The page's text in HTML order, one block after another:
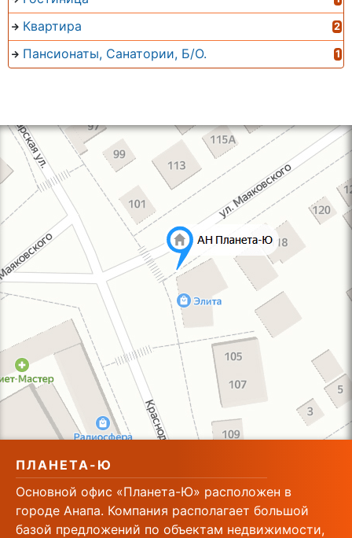
Квартира 2
Пансионаты, Санатории, Б/О. 1
ПЛАНЕТА-Ю
Основной офис «Планета-Ю» расположен в
городе Анапа. Компания располагает большой
базой предложений по объектам недвижимости,